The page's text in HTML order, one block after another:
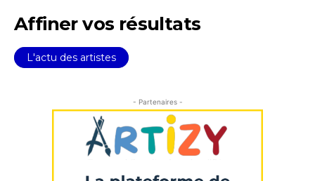
Affiner vos résultats
L'actu des artistes
- Partenaires -